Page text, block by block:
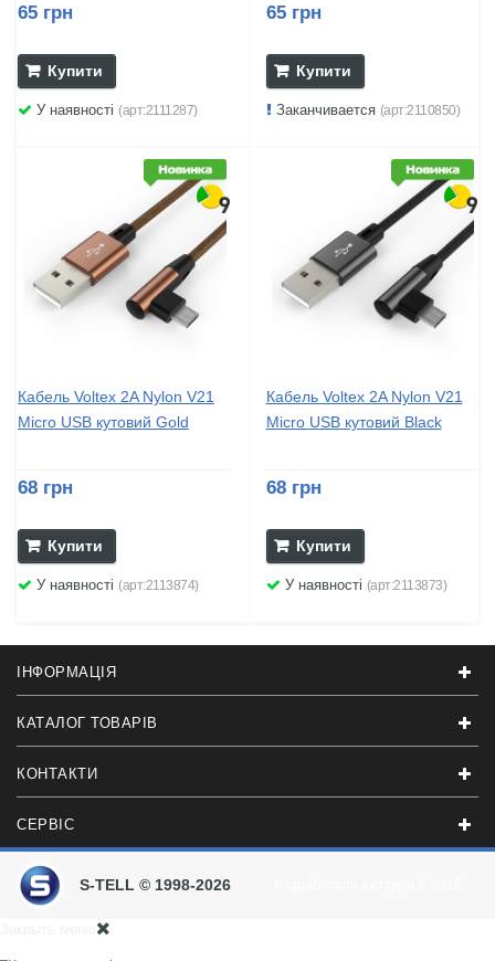
65 грн
Купити
У наявності (арт:2111287)
65 грн
Купити
Заканчивается (арт:2110850)
Кабель Voltex 2A Nylon V21
Micro USB кутовий Gold
68 грн
Купити
У наявності (арт:2113874)
Кабель Voltex 2A Nylon V21
Micro USB кутовий Black
68 грн
Купити
У наявності (арт:2113873)
ІНФОРМАЦІЯ
КАТАЛОГ ТОВАРІВ
КОНТАКТИ
СЕРВІС
S-TELL © 1998-2026